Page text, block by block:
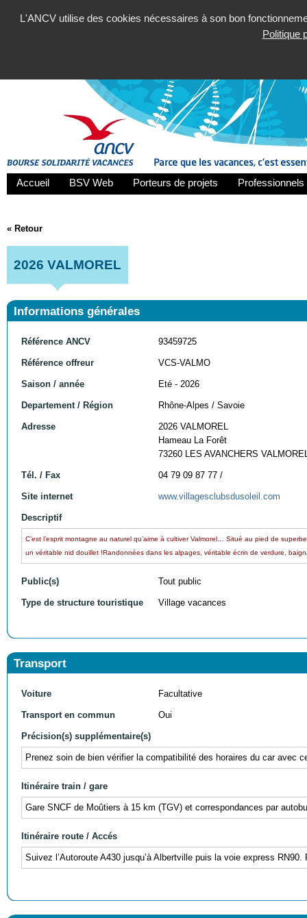
L'ANCV utilise des cookies nécessaires à son bon
Politique
Accueil BSV Web Porteurs de projets
« Retour
2026 VALMOREL
Informations générales
Référence ANCV 93459725
Référence offreur VCS-VALMO
Saison / année Eté - 2026
Departement / Région Rhône-Alpes / Savoie
Adresse
2026 VALMOREL
Hameau La Forêt
73260 LES AVANCHERS
Tél. / Fax 04 79 09 87 77 /
Site internet www.villagesclubsdusoleil.com
Descriptif
C’est l’esprit montagne au naturel qu’aime à cultiver Valmorel… Situé au pied de
un véritable nid douillet !Randonnées dans les alpages, véritable écrin de verdure,
Public(s) Tout public
Type de structure touristique Village vacances
Transport
Voiture Facultative
Transport en commun Oui
Précision(s) supplémentaire(s)
Prenez soin de bien vérifier la compatibilité des horaires du car avec
Itinéraire train / gare
Gare SNCF de Moûtiers à 15 km (TGV) et correspondances par
Itinéraire route / Accés
Suivez l’Autoroute A430 jusqu’à Albertville puis la voie express